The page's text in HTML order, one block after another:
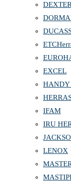
DEXTER
EXCEL
HANDY
IFAM
IRU
LENOX